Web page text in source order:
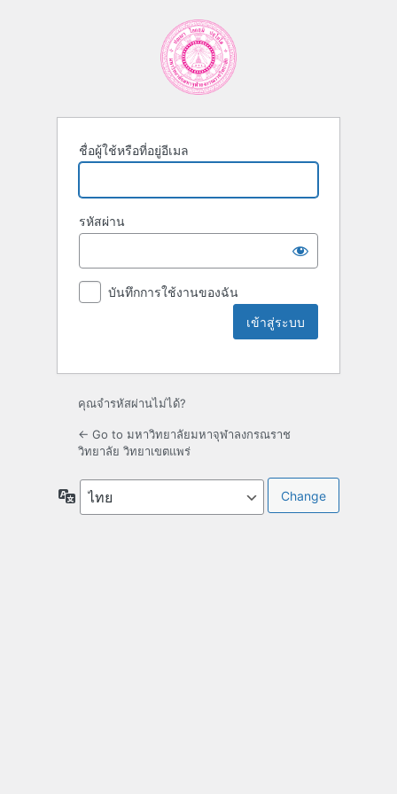
ชื่อผู้ใช้หรือที่อยู่อีเมล
รหัสผ่าน
บันทึกการใช้งานของฉัน
คุณจำรหัสผ่านไม่ได้?
← Go to มหาวิทยาลัยมหาจุฬาลงกรณราช
วิทยาลัย วิทยาเขตแพร่
ภาษา